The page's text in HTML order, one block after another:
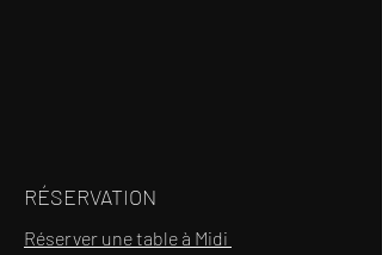
RÉSERVATION
Réserver une table à Midi